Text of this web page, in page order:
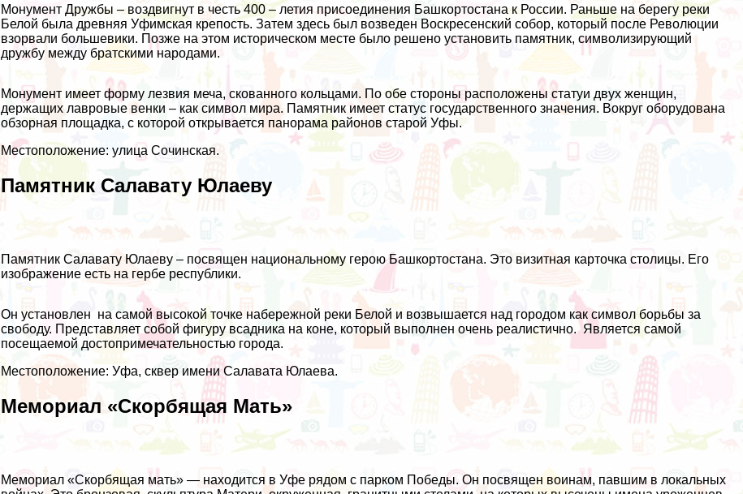
Монумент Дружбы – воздвигнут в честь 400 – летия присоединения Башкортостана к России. Раньше на берегу реки
Белой была древняя Уфимская крепость. Затем здесь был возведен Воскресенский собор, который после Революции
взорвали большевики. Позже на этом историческом месте было решено установить памятник, символизирующий
дружбу между братскими народами.
Монумент имеет форму лезвия меча, скованного кольцами. По обе стороны расположены статуи двух женщин,
держащих лавровые венки – как символ мира. Памятник имеет статус государственного значения. Вокруг оборудована
обзорная площадка, с которой открывается панорама районов старой Уфы.
Местоположение: улица Сочинская.
Памятник Салавату Юлаеву
Памятник Салавату Юлаеву – посвящен национальному герою Башкортостана. Это визитная карточка столицы. Его
изображение есть на гербе республики.
Он установлен на самой высокой точке набережной реки Белой и возвышается над городом как символ борьбы за
свободу. Представляет собой фигуру всадника на коне, который выполнен очень реалистично. Является самой
посещаемой достопримечательностью города.
Местоположение: Уфа, сквер имени Салавата Юлаева.
Мемориал «Скорбящая Мать»
Мемориал «Скорбящая мать» — находится в Уфе рядом с парком Победы. Он посвящен воинам, павшим в локальных